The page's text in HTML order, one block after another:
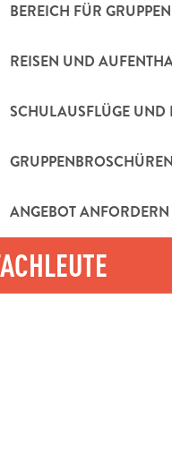
BEREICH FÜR GRUPPEN
REISEN UND
SCHULAUSFLÜGE UND
ANGEBOT ANFORDERN